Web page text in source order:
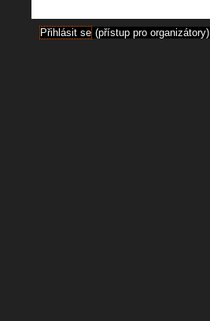
Přihlásit se (přístup pro organizátory)